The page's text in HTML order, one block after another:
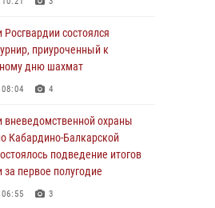
00:10
безопасность
направлении
встреча директора
России генерала армии
с заместителем
представителя Президента
состоялся
приуроченный к
дню шахмат
4
вневедомственной охраны
Кабардино-Балкарской
подведение итогов
за первое полугодие
3